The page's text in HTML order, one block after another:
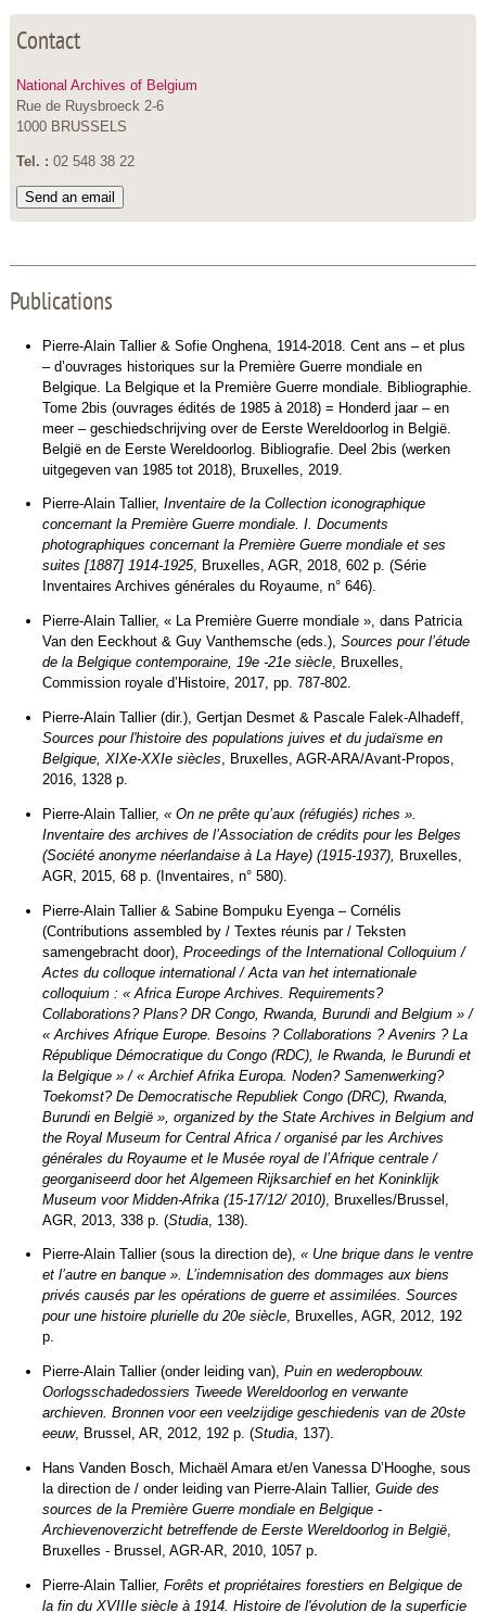
Contact
National Archives of Belgium
Rue de Ruysbroeck 2-6
1000 BRUSSELS
Tel. : 02 548 38 22
Send an email
Publications
Pierre-Alain Tallier & Sofie Onghena, 1914-2018. Cent ans – et plus
– d’ouvrages historiques sur la Première Guerre mondiale en
Belgique. La Belgique et la Première Guerre mondiale. Bibliographie.
Tome 2bis (ouvrages édités de 1985 à 2018) = Honderd jaar – en
meer – geschiedschrijving over de Eerste Wereldoorlog in België.
België en de Eerste Wereldoorlog. Bibliografie. Deel 2bis (werken
uitgegeven van 1985 tot 2018), Bruxelles, 2019.
Pierre-Alain Tallier, Inventaire de la Collection iconographique
concernant la Première Guerre mondiale. I. Documents
photographiques concernant la Première Guerre mondiale et ses
suites [1887] 1914-1925, Bruxelles, AGR, 2018, 602 p. (Série
Inventaires Archives générales du Royaume, n° 646).
Pierre-Alain Tallier, « La Première Guerre mondiale », dans Patricia
Van den Eeckhout & Guy Vanthemsche (eds.), Sources pour l’étude
de la Belgique contemporaine, 19e -21e siècle, Bruxelles,
Commission royale d’Histoire, 2017, pp. 787-802.
Pierre-Alain Tallier (dir.), Gertjan Desmet & Pascale Falek-Alhadeff,
Sources pour l'histoire des populations juives et du judaïsme en
Belgique, XIXe-XXIe siècles , Bruxelles, AGR-ARA/Avant-Propos,
2016, 1328 p.
Pierre-Alain Tallier, « On ne prête qu’aux (réfugiés) riches ».
Inventaire des archives de l’Association de crédits pour les Belges
(Société anonyme néerlandaise à La Haye) (1915-1937),
Bruxelles,
AGR, 2015, 68 p. (Inventaires, n° 580).
Pierre-Alain Tallier & Sabine Bompuku Eyenga – Cornélis
(Contributions assembled by / Textes réunis par / Teksten
samengebracht door), Proceedings of the International Colloquium /
Actes du colloque international / Acta van het internationale
colloquium : « Africa Europe Archives. Requirements?
Collaborations? Plans? DR Congo, Rwanda, Burundi and Belgium » /
« Archives Afrique Europe. Besoins ? Collaborations ? Avenirs ? La
République Démocratique du Congo (RDC), le Rwanda, le Burundi et
la Belgique » / « Archief Afrika Europa. Noden? Samenwerking?
Toekomst? De Democratische Republiek Congo (DRC), Rwanda,
Burundi en België », organized by the State Archives in Belgium and
the Royal Museum for Central Africa / organisé par les Archives
générales du Royaume et le Musée royal de l’Afrique centrale /
georganiseerd door het Algemeen Rijksarchief en het Koninklijk
Museum voor Midden-Afrika (15-17/12/ 2010), Bruxelles/Brussel,
AGR, 2013, 338 p. (Studia, 138).
Pierre-Alain Tallier (sous la direction de), « Une brique dans le ventre
et l’autre en banque ». L’indemnisation des dommages aux biens
privés causés par les opérations de guerre et assimilées. Sources
pour une histoire plurielle du 20e siècle, Bruxelles, AGR, 2012, 192
p.
Pierre-Alain Tallier (onder leiding van), Puin en wederopbouw.
Oorlogsschadedossiers Tweede Wereldoorlog en verwante
archieven. Bronnen voor een veelzijdige geschiedenis van de 20ste
eeuw, Brussel, AR, 2012, 192 p. (Studia, 137).
Hans Vanden Bosch, Michaël Amara et/en Vanessa D’Hooghe, sous
la direction de / onder leiding van Pierre-Alain Tallier, Guide des
sources de la Première Guerre mondiale en Belgique -
Archievenoverzicht betreffende de Eerste Wereldoorlog in België,
Bruxelles - Brussel, AGR-AR, 2010, 1057 p.
Pierre-Alain Tallier, Forêts et propriétaires forestiers en Belgique de
la fin du XVIIIe siècle à 1914. Histoire de l'évolution de la superficie